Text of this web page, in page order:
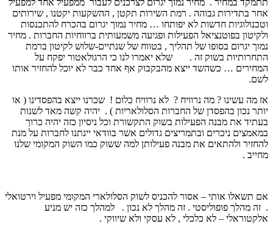
תתמקד במחיר . מחיר נמוך יגרום לצרכנים לעבור ממפעיל אחד למפעיל
אחר בתדירות גבוהה . רמת השירות תקטן , ההשקעות יקטנו , שירותים
וטכנולוגיות חדשות לא יפותחו … מחיר נמוך יגרום בהכרח להתכנסות
ולקיטון בפוטנציאל הפעילות ופגיעה משמעותית ברווחיות החברות . מחיר
נמוך יגרום בסופו של תהליך , בטווח של שנתיים-שלוש לקיטון ברמת
התחרותיות בשוק זה . שלא יאמרו לנו כי הרגולאטור יפקח על
המחירים … כשהשד ייצא מהבקבוק אף אחד כבר לא יוכל להחזיר אותו
לשם.
אז מה עשינו ? מה נרוויח ? לא נרוויח כלום ! שכרנו ייצא בהפסדינו ( או
יותר נכון בהפסדן של החברות הסלולאריות ) . יהיה קשה מאד לשנות
בעתיד את מבנה הפעילות בשוק התקשורת וכל ניסיון כזה יהיה כרוך
במאמצים ניכרים ובתמריצים גדולים אשר בוודאי יינתנו לחברות על מנת
להחזיר ולהתאים את מבנה פעילותן למה ששוק כמו השוק המקומי שלנו
מחייב .
אם תשאלו אותי – אסור להכניס לשוק הסלולארי המקומי מפעיל וירטואלי
. זה מהלך פופוליסטי . זה מהלך לא נכון . למהלך כזה יש מניע
אלקטוראלי – לא כלכלי , לא עסקי ולא שיווקי .